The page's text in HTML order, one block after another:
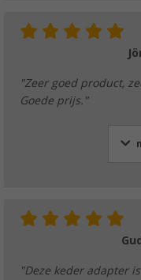
"Zeer goed product,
Goede prijs."
"Deze keder adapter